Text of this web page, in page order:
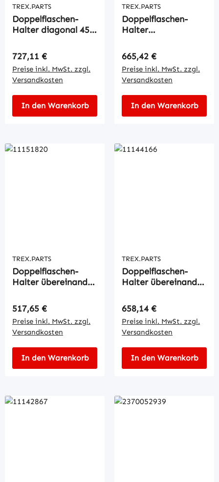
TREX.PARTS
Doppelflaschen-
Halter diagonal 45°
Regulärer Preis:
727,11 €
Preise inkl. MwSt. zzgl.
Versandkosten
In den Warenkorb
TREX.PARTS
Doppelflaschen-
Halter
Regulärer Preis:
665,42 €
Preise inkl. MwSt. zzgl.
Versandkosten
In den Warenkorb
TREX.PARTS
Doppelflaschen-
Halter übereinander
Regulärer Preis:
517,65 €
Preise inkl. MwSt. zzgl.
Versandkosten
In den Warenkorb
TREX.PARTS
Doppelflaschen-
Halter übereinander
Regulärer Preis:
658,14 €
Preise inkl. MwSt. zzgl.
Versandkosten
In den Warenkorb